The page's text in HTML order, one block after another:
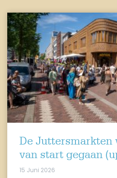
De Juttersmarkten
van start gegaan
15 Juni 2026